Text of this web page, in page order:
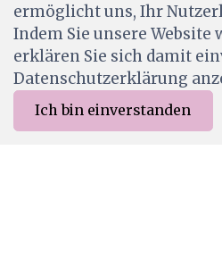
Merkliste Menu
CHF 30.90
Ab Lager
ermöglicht uns, Ihr
Indem Sie unsere
erklären Sie sich damit
Datenschutzerklärung
Ich bin einverstanden